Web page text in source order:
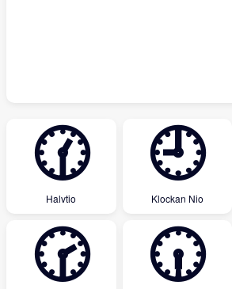
🕜
Halvtio
🕘
Klockan Nio
🕝 🕡